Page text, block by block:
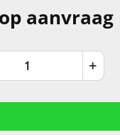
aanvraag
+